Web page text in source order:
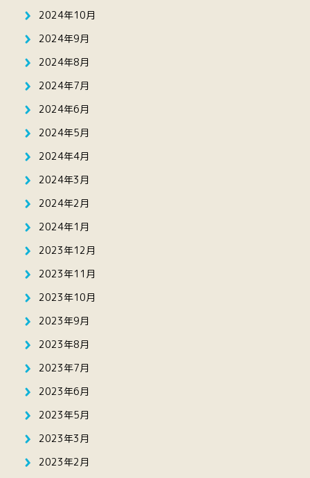
2024年10月
2024年9月
2024年8月
2024年7月
2024年6月
2024年5月
2024年4月
2024年3月
2024年2月
2024年1月
2023年12月
2023年11月
2023年10月
2023年9月
2023年8月
2023年7月
2023年6月
2023年5月
2023年3月
2023年2月